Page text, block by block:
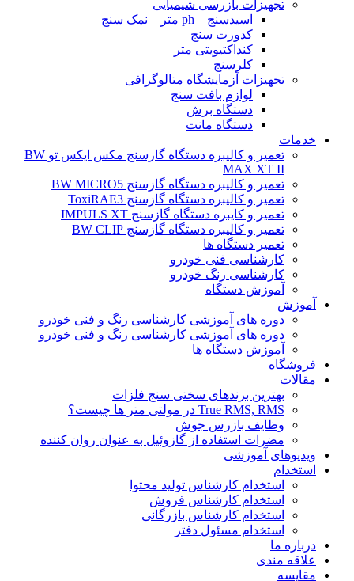
تجهیزات بازرسی شیمیایی
اسیدسنج – ph متر – نمک سنج
کدورت سنج
کنداکتیویتی متر
کلرسنج
تجهیزات آزمایشگاه متالوگرافی
لوازم بافت سنج
دستگاه برش
دستگاه مانت
خدمات
تعمیر و کالیبره دستگاه گازسنج مکس ایکس تو BW
MAX XT II
تعمیر و کالیبره دستگاه گازسنج BW MICRO5
تعمیر و کالیبره دستگاه گازسنج ToxiRAE3
تعمیر و کایبره دستگاه گازسنج IMPULS XT
تعمیر و کالیبره دستگاه گازسنج BW CLIP
تعمیر دستگاه ها
کارشناسی فنی خودرو
کارشناسی رنگ خودرو
آموزش دستگاه
آموزش
دوره های آموزشی کارشناسی رنگ و فنی خودرو
دوره های آموزشی کارشناسی رنگ و فنی خودرو
آموزش دستگاه ها
فروشگاه
مقالات
بهترین برندهای سختی سنج فلزات
True RMS, RMS در مولتی متر ها چیست؟
وظایف بازرس جوش
مضرات استفاده از گازوئیل به عنوان روان کننده
ویدیوهای آموزشی
استخدام
استخدام کارشناس تولید محتوا
استخدام کارشناس فروش
استخدام کارشناس بازرگانی
استخدام مسئول دفتر
درباره ما
علاقه مندی
مقایسه